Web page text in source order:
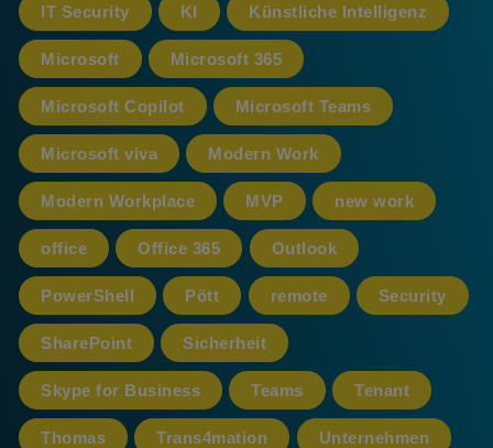
IT Security KI Künstliche Intelligenz
Microsoft Microsoft 365
Microsoft Copilot Microsoft Teams
Microsoft viva Modern Work
Modern Workplace MVP new work
office Office 365 Outlook
PowerShell Pött remote Security
SharePoint Sicherheit
Skype for Business Teams Tenant
Thomas Trans4mation Unternehmen